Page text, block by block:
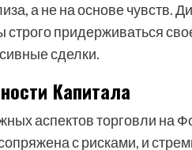
а не на основе чувств.
придерживаться
сделки.
Капитала
аспектов торговли на
с рисками, и